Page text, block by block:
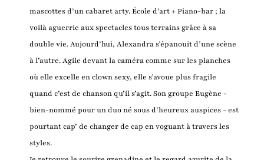
mascottes d’un cabaret arty. École d’art + Piano-bar ; la
voilà aguerrie aux spectacles tous terrains grâce à sa
double vie. Aujourd’hui, Alexandra s’épanouit d’une scène
à l’autre. Agile devant la caméra comme sur les planches
où elle excelle en clown sexy, elle s’avoue plus fragile
quand c’est de chanson qu’il s’agit. Son groupe Eugène -
bien-nommé pour un duo né sous d’heureux auspices - est
pourtant cap’ de changer de cap en voguant à travers les
styles.